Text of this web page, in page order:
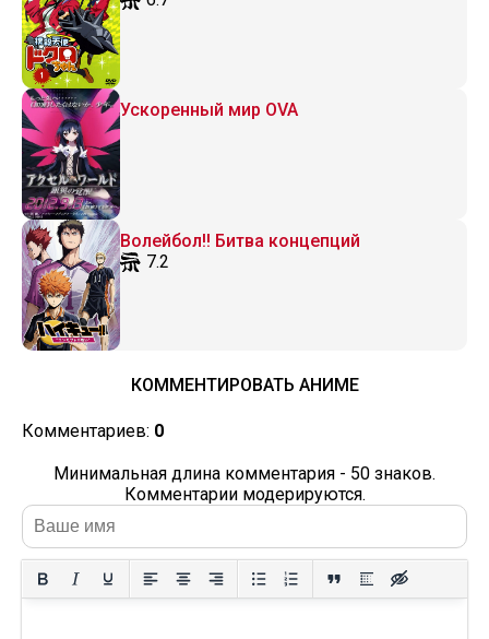
Ускоренный мир OVA
Волейбол!! Битва концепций
7.2
КОММЕНТИРОВАТЬ АНИМЕ
Комментариев: 0
Минимальная длина комментария - 50 знаков.
Комментарии модерируются.